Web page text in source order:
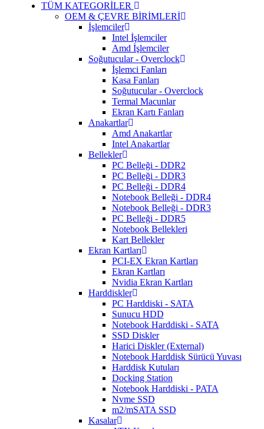
TÜM KATEGORİLER
OEM & ÇEVRE BİRİMLERİ
İşlemciler
Intel İşlemciler
Amd İşlemciler
Soğutucular - Overclock
İşlemci Fanları
Kasa Fanları
Soğutucular - Overclock
Termal Macunlar
Ekran Kartı Fanları
Anakartlar
Amd Anakartlar
Intel Anakartlar
Bellekler
PC Belleği - DDR2
PC Belleği - DDR3
PC Belleği - DDR4
Notebook Belleği - DDR4
Notebook Belleği - DDR3
PC Belleği - DDR5
Notebook Bellekleri
Kart Bellekler
Ekran Kartları
PCI-EX Ekran Kartları
Ekran Kartları
Nvidia Ekran Kartları
Harddiskler
PC Harddiski - SATA
Sunucu HDD
Notebook Harddiski - SATA
SSD Diskler
Harici Diskler (External)
Notebook Harddisk Sürücü Yuvası
Harddisk Kutuları
Docking Station
Notebook Harddiski - PATA
Nvme SSD
m2/mSATA SSD
Kasalar